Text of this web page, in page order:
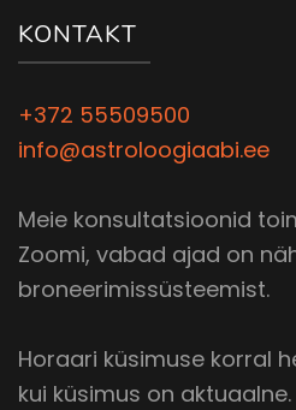
KONTAKT
+372 55509500
info@astroloogiaabi.ee
Meie konsultatsioonid
Zoomi, vabad ajad on
broneerimissüsteemist.
Horaari küsimuse korral
kui küsimus on aktuaalne.